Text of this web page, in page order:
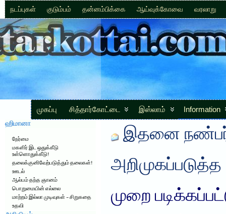
நடப்புகள் குடும்பம் தன்னம்பிக்கை ஆய்வுக்கோவை வரலாறு
முகப்பு சித்தார்கோட்டை இஸ்லாம் Information
ஹிமானா
நேர்மை
மகளிர் இட ஒதுக்கீடு
உள்ளொதுக்கீடு!
தலைக்குனிவேற்படுத்தும் தலைகள்!
ஊடல்
ஆல்பம் தந்த ஞானம்
பொறுமையின் எல்லை
மாற்றம் இல்லா முடிவுகள் – சிறுகதை
உதவி
இதனை
அறிமுகப்படுத்த
முறை